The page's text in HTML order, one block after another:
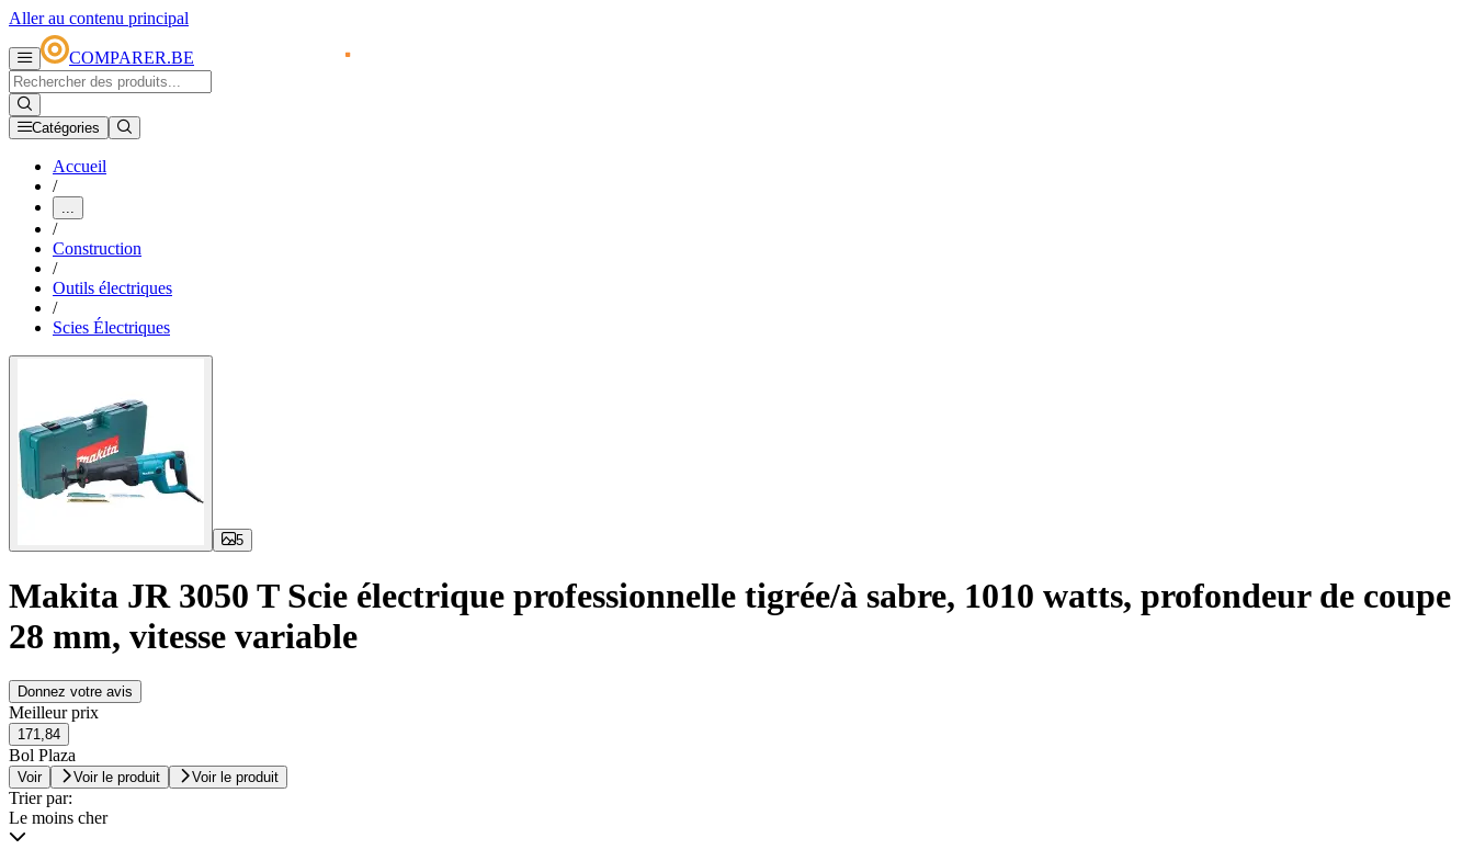
Aller au contenu principal
COMPARER.BE
Catégories
Accueil
/
...
/
Construction
/
Outils électriques
/
Scies Électriques
5
Makita JR 3050 T Scie électrique professionnelle tigrée/à sabre, 1010 watts, profondeur de coupe
28 mm, vitesse variable
Donnez votre avis
Meilleur prix
171,84
Bol Plaza
Voir Voir le produit Voir le produit
Trier par:
Le moins cher